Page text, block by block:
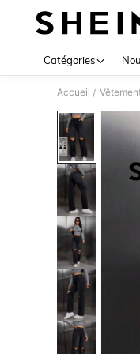
Catégories
Accueil /